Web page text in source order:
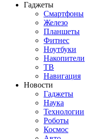
Гаджеты
Смартфоны
Железо
Планшеты
Фитнес
Ноутбуки
Накопители
ТВ
Навигация
Новости
Гаджеты
Наука
Технологии
Роботы
Космос